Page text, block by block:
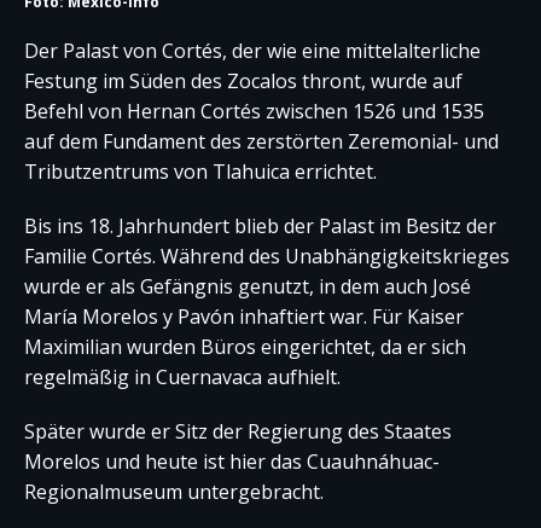
Der Palast von Cortés, der wie eine mittelalterliche
Festung im Süden des Zocalos thront, wurde auf
Befehl von Hernan Cortés zwischen 1526 und 1535
auf dem Fundament des zerstörten Zeremonial- und
Tributzentrums von Tlahuica errichtet.
Bis ins 18. Jahrhundert blieb der Palast im Besitz der
Familie Cortés. Während des Unabhängigkeitskrieges
wurde er als Gefängnis genutzt, in dem auch José
María Morelos y Pavón inhaftiert war. Für Kaiser
Maximilian wurden Büros eingerichtet, da er sich
regelmäßig in Cuernavaca aufhielt.
Später wurde er Sitz der Regierung des Staates
Morelos und heute ist hier das Cuauhnáhuac-
Regionalmuseum untergebracht.